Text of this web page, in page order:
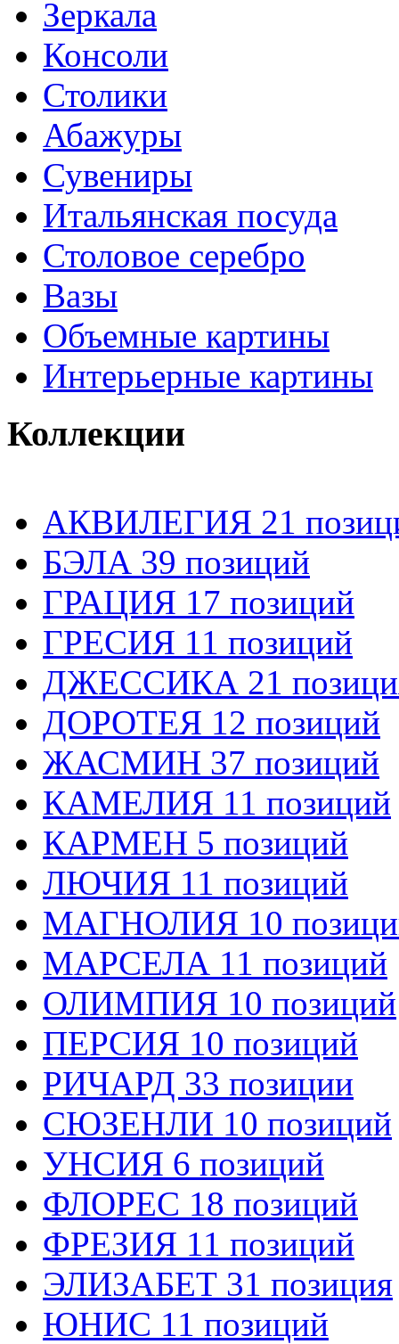
Зеркала
Консоли
Столики
Абажуры
Сувениры
Итальянская посуда
Столовое серебро
Вазы
Объемные картины
Интерьерные картины
Коллекции
АКВИЛЕГИЯ 21
БЭЛА 39 позиций
ГРАЦИЯ 17 позиций
ГРЕСИЯ 11 позиций
ДЖЕССИКА 21
ДОРОТЕЯ 12 позиций
ЖАСМИН 37 позиций
КАМЕЛИЯ 11 позиций
КАРМЕН 5 позиций
ЛЮЧИЯ 11 позиций
МАГНОЛИЯ 10
МАРСЕЛА 11 позиций
ОЛИМПИЯ 10 позиций
ПЕРСИЯ 10 позиций
РИЧАРД 33 позиции
СЮЗЕНЛИ 10 позиций
УНСИЯ 6 позиций
ФЛОРЕС 18 позиций
ФРЕЗИЯ 11 позиций
ЭЛИЗАБЕТ 31 позиция
ЮНИС 11 позиций